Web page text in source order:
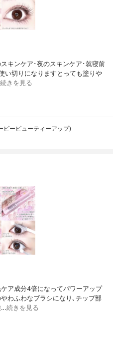
キンケア･夜のスキンケア･就寝前
い切りになりますとっても塗りや
続きを見る
ビービューティーアップ)
ア成分4倍になってパワーアップ
わふわなブラシになり､チップ部
…続きを見る